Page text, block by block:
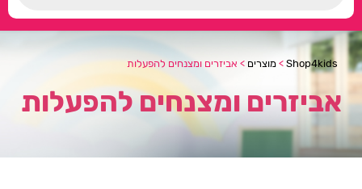
Shop4kids
> מוצרים > אביזרים ומצנחים להפעלות
אביזרים ומצנחים להפעלות